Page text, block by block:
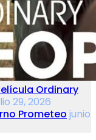
Ordinary
29, 2026
Prometeo junio